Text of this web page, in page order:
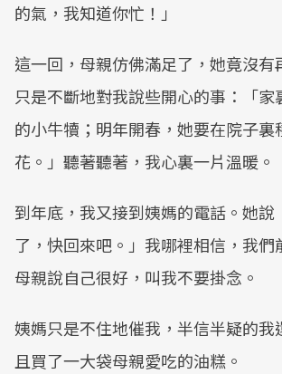
的氣，我知道你忙！」
這一回，母親仿佛滿足了，她竟沒有
只是不斷地對我說些開心的事：「家
的小牛犢；明年開春，她要在院子裏
花。」聽著聽著，我心裏一片溫暖。
到年底，我又接到姨媽的電話。她說
了，快回來吧。」我哪裡相信，我們
母親說自己很好，叫我不要掛念。
姨媽只是不住地催我，半信半疑的我
且買了一大袋母親愛吃的油糕。